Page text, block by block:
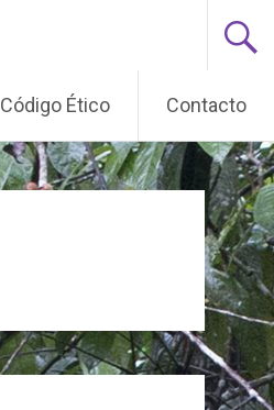
Código Ético Contacto